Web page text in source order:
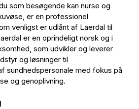
som besøgende kan nurse og
er en professionel
venligst er udlånt af Laerdal til
er en oprindeligt norsk og i
som udvikler og leverer
og løsninger til
sundhedspersonale med fokus på
og genoplivning.